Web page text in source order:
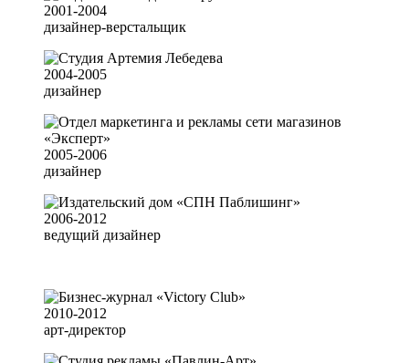
2001-2004
дизайнер-верстальщик
2004-2005
дизайнер
2005-2006
дизайнер
2006-2012
ведущий дизайнер
2010-2012
арт-директор